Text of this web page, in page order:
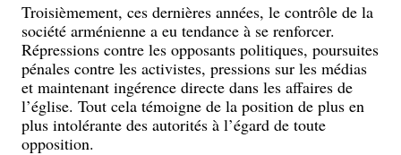
Troisièmement, ces dernières années, le contrôle de la
société arménienne a eu tendance à se renforcer.
Répressions contre les opposants politiques, poursuites
pénales contre les activistes, pressions sur les médias
et maintenant ingérence directe dans les affaires de
l’église. Tout cela témoigne de la position de plus en
plus intolérante des autorités à l’égard de toute
opposition.